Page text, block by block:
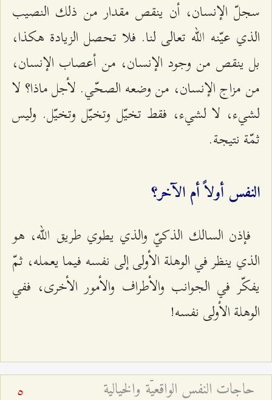
سجلّ الإنسان، أن ينقص مقدار من ذلك النصيب
الذي عيّنه الله تعالى لنا. فلا تحصل الزيادة هكذا،
بل ينقص من وجود الإنسان، من أعصاب الإنسان،
من مزاج الإنسان، من وضعه الصحّي. لأجل ماذا؟ لا
لشيء، لا لشيء، فقط تخيّل وتخيّل وتخيّل. وليس
ثمّة نتيجة.
النفس أولاً أم الآخر؟
فإذن السالك الذكيّ والذي يطوي طريق الله، هو
الذي ينظر في الوهلة الأولى إلى نفسه فيما يعمله، ثمّ
يفكّر في الجوانب والأطراف والأمور الأخرى، ففي
الوهلة الأولى نفسه!
حاجات النفس الواقعيّة والخيالية 5